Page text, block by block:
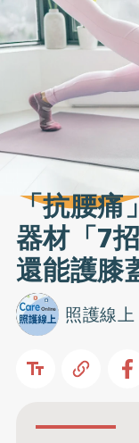
「抗腰痛
器材「7
還能護膝
照護線上